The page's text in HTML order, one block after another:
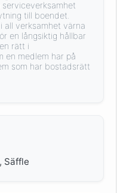
till boendet.
all verksamhet värna
en långsiktig hållbar
rätt i
en medlem har på
som har bostadsrätt
Säffle